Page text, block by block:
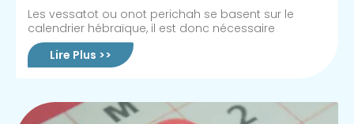
Les vessatot ou onot perichah se basent sur le
calendrier hébraïque, il est donc nécessaire
Lire Plus >>